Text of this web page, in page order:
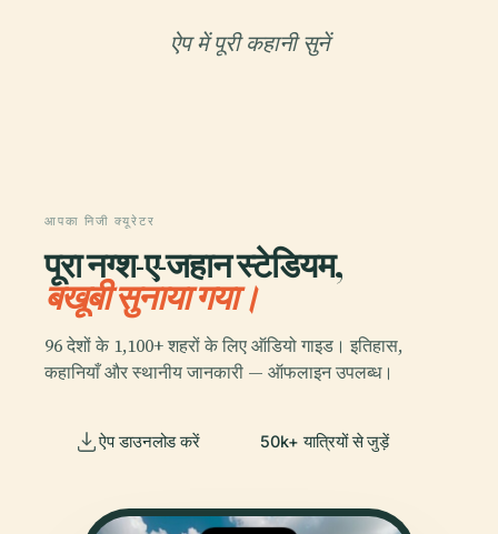
ऐप में पूरी कहानी सुनें
आपका निजी क्यूरेटर
पूरा नग्श-ए-जहान स्टेडियम,
बखूबी सुनाया गया।
96 देशों के 1,100+ शहरों के लिए ऑडियो गाइड। इतिहास,
कहानियाँ और स्थानीय जानकारी — ऑफलाइन उपलब्ध।
ऐप डाउनलोड करें 50k+ यात्रियों से जुड़ें